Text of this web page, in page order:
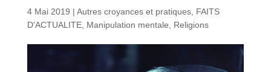
4 Mai 2019 | Autres croyances et pratiques, FAITS
D'ACTUALITE, Manipulation mentale Religions